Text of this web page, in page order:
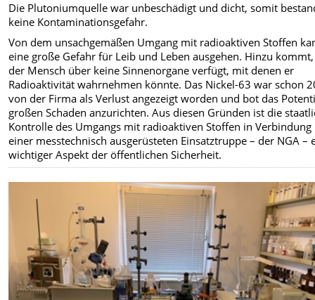
Die Plutoniumquelle war unbeschädigt und dicht, somit
keine Kontaminationsgefahr.
Von dem unsachgemäßen Umgang mit radioaktiven Stoffen
eine große Gefahr für Leib und Leben ausgehen. Hinzu
der Mensch über keine Sinnenorgane verfügt, mit denen er
Radioaktivität wahrnehmen könnte. Das Nickel-63 war schon
von der Firma als Verlust angezeigt worden und bot das
großen Schaden anzurichten. Aus diesen Gründen ist die
Kontrolle des Umgangs mit radioaktiven Stoffen in
einer messtechnisch ausgerüsteten Einsatztruppe – der NGA –
wichtiger Aspekt der öffentlichen Sicherheit.